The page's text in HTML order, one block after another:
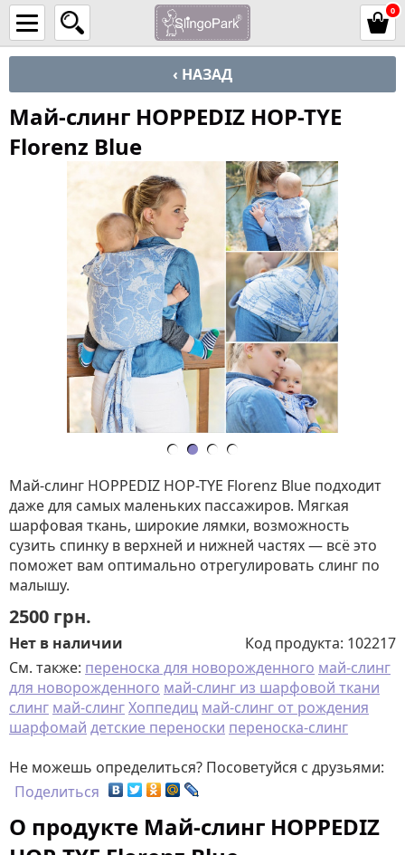
0
‹ НАЗАД
Май-слинг HOPPEDIZ HOP-TYE
Florenz Blue
Май-слинг HOPPEDIZ HOP-TYE Florenz Blue подходит
даже для самых маленьких пассажиров. Мягкая
шарфовая ткань, широкие лямки, возможность
сузить спинку в верхней и нижней частях — всё это
поможет вам оптимально отрегулировать слинг по
малышу.
2500 грн.
Нет в наличии Код продукта: 102217
См. также: переноска для новорожденного май-слинг
для новорожденного май-слинг из шарфовой ткани
слинг май-слингХоппедиц май-слинг от рождения
шарфомай детские переноски переноска-слинг
Не можешь определиться? Посоветуйся с друзьями:
Поделиться
О продукте Май-слинг HOPPEDIZ